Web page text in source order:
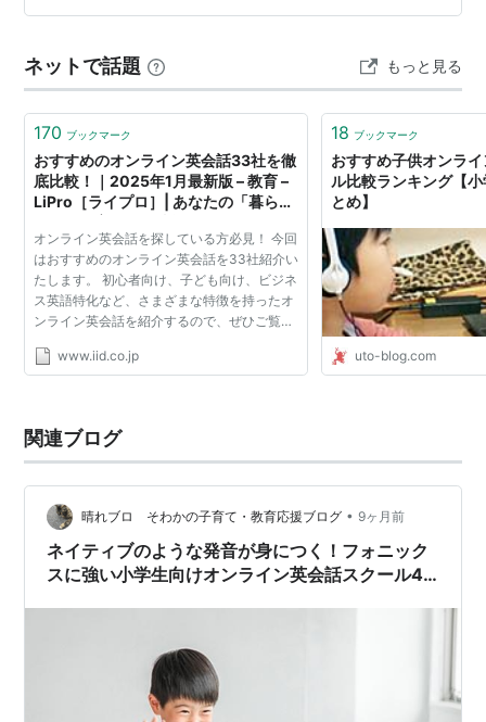
担をゼロにする「学習管理」 【月額3万円〜】
ネットで話題 もっと見る
170 ブックマーク
おすすめのオンライン英会話33社を徹
底比較！｜2025年1月最新版 – 教育 –
LiPro［ライプロ］| あなたの「暮ら
オンライン英会話を探している方必見！ 今回
はおすすめのオンライン英会話を33社紹介い
たします。 初心者向け、子ども向け、ビジネ
ス英語特化など、さまざまな特徴を持ったオ
ンライン英会話を紹介するので、ぜひご覧く
www.iid.co.jp
18 ブックマーク
おすすめ子供オンラ
ル比較ランキング【
とめ】
uto-blog.com
関連ブログ
晴れブロ そわかの子育て・教育応援ブログ • 9ヶ月前
ネイティブのような発音が身につく！フォニック
スに強い小学生向けオンライン英会話スクール4